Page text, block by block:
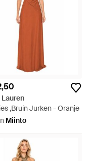
Lauren
,Bruin Jurken - Oranje
Miinto